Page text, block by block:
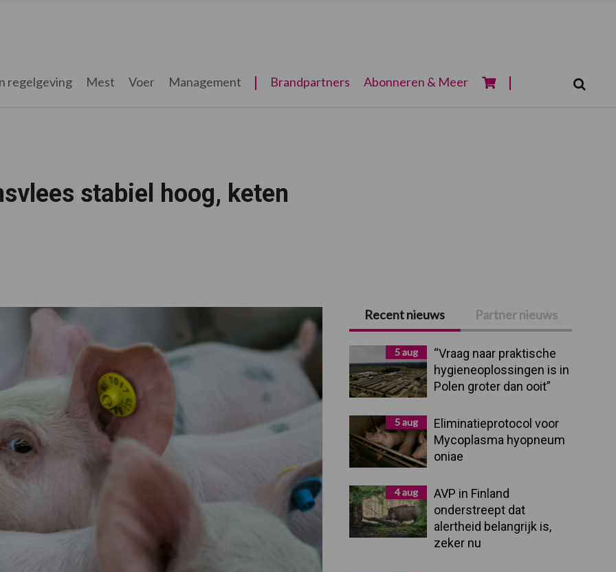
regelgeving Mest Voer Management Brandpartners Abonneren & Meer
stabiel hoog, keten
Primaire
Sidebar
Recent nieuws Partner nieuws
5 aug
“Vraag naar praktische
hygieneoplossingen is in
Polen groter dan ooit”
5 aug
Eliminatieprotocol voor
Mycoplasma hyopneum
oniae
4 aug
AVP in Finland
onderstreept dat
alertheid belangrijk is,
zeker nu